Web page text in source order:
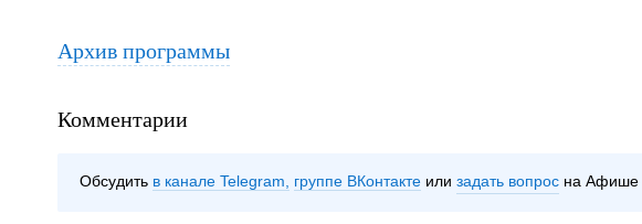
Архив программы
Комментарии
Обсудить в канале Telegram группе ВКонтакте задать вопрос на Афише